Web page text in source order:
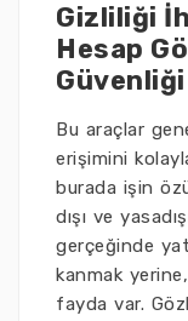
Gizliliği
Hesap
Bu araçlar
erişimini
burada işin
dışı ve
gerçeğinde
kanmak
fayda var.